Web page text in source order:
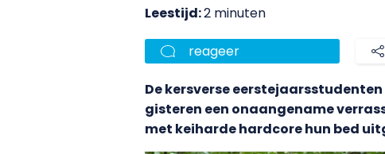
Leestijd:2 minuten
reageer
De kersverse
gisteren een onaangename
met keiharde hardcore hun bed